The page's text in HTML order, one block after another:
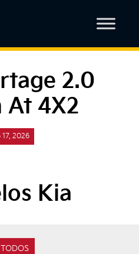
2.0
At 4X2
17, 2026
Kia